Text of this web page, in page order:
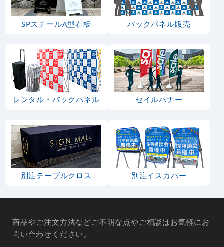
SPスチールA型看板 バックパネル販売
レンタル・バックパネル セイルバナー
別注テーブルクロス 別注イスカバー
商品やご注文方法などご不明な点やご相談はお気軽にお
問い合わせください。